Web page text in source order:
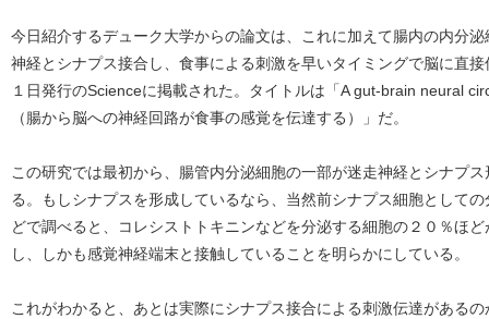
今日紹介するデューク大学からの論文は、これに加えて腸内の内分
神経とシナプス接合し、食事による刺激を早いタイミングで脳に直
１日発行のScienceに掲載された。タイトルは「A gut-brain neural
（腸から脳への神経回路が食事の感覚を伝達する）」だ。
この研究では最初から、腸管内分泌細胞の一部が迷走神経とシナプ
る。もしシナプスを形成しているなら、当然前シナプス細胞として
どで調べると、コレシストトキニンなどを分泌する細胞の２０％ほ
し、しかも感覚神経端末と接触していることを明らかにしている。
これがわかると、あとは実際にシナプス接合による刺激伝達がある